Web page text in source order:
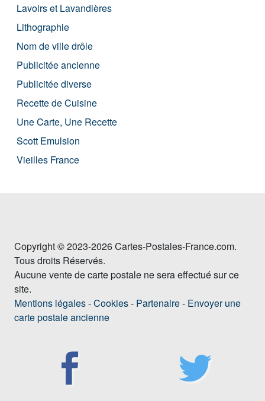
Lavoirs et Lavandières
Lithographie
Nom de ville drôle
Publicitée ancienne
Publicitée diverse
Recette de Cuisine
Une Carte, Une Recette
Scott Emulsion
Vieilles France
Copyright © 2023-2026 Cartes-Postales-France.com.
Tous droits Réservés.
Aucune vente de carte postale ne sera effectué sur ce
site.
Mentions légales-Cookies- Partenaire- Envoyer une
carte postale ancienne